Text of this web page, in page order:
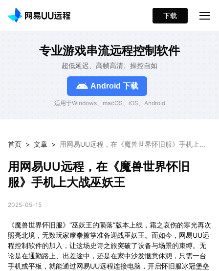
下载
专业游戏串流远程控制软件
超低延迟、高帧高清、操控自如
Android 下载
适用于Windows、macOS、iOS、Android
首页 > 文章 >
用网易UU远程，在《魔兽世界怀旧服》手机上大
用网易UU远程，在《魔兽世界怀旧
服》手机上大战巫妖王
2025-05-15
《魔兽世界怀旧服》“巫妖王的陨落”版本上线，霜之哀伤的寒光再次
照亮北境，无数玩家摩拳擦掌准备迎战巫妖王。而如今，网易UU远
程控制软件的加入，让这场史诗之旅突破了设备与场景的束缚。无
论是在通勤路上、出差途中，还是在家中沙发惬意休憩，只需一台
手机或平板，就能通过网易UU远程连接电脑，开启怀旧服冰冠堡垒